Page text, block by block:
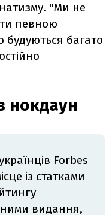
"Ми не
певною
багато
нокдаун
Forbes
із статками
видання,